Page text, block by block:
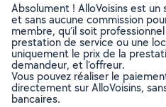
Absolument ! AlloVoisins est
et sans aucune commission
membre, qu’il soit
prestation de service ou une
uniquement le prix de la
demandeur, et l’offreur.
Vous pouvez réaliser le
directement sur AlloVoisins,
bancaires.